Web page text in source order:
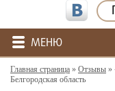
МЕНЮ
Главная страница » Отзывы »
Белгородская область